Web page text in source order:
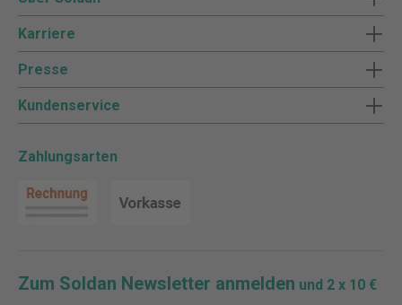
Karriere
Presse
Kundenservice
Zahlungsarten
Zum Soldan Newsletter anmelden und 2 x 10 €